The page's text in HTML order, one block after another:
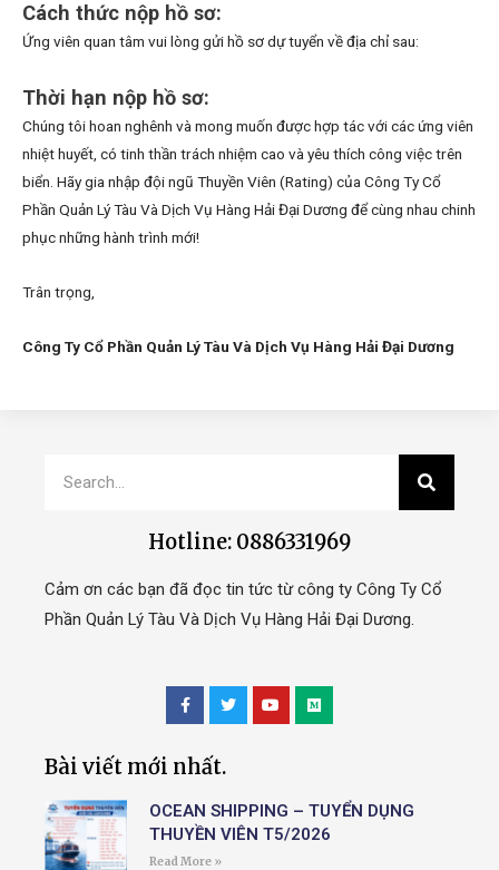
Cách thức nộp hồ sơ:
Ứng viên quan tâm vui lòng gửi hồ sơ dự tuyển về địa chỉ sau:
Thời hạn nộp hồ sơ:
Chúng tôi hoan nghênh và mong muốn được hợp tác với các ứng viên
nhiệt huyết, có tinh thần trách nhiệm cao và yêu thích công việc trên
biển. Hãy gia nhập đội ngũ Thuyền Viên (Rating) của Công Ty Cổ
Phần Quản Lý Tàu Và Dịch Vụ Hàng Hải Đại Dương để cùng nhau chinh
phục những hành trình mới!
Trân trọng,
Công Ty Cổ Phần Quản Lý Tàu Và Dịch Vụ Hàng Hải Đại Dương
Hotline: 0886331969
Cảm ơn các bạn đã đọc tin tức từ công ty Công Ty Cổ
Phần Quản Lý Tàu Và Dịch Vụ Hàng Hải Đại Dương.
Bài viết mới nhất.
OCEAN SHIPPING – TUYỂN DỤNG
THUYỀN VIÊN T5/2026
Read More »